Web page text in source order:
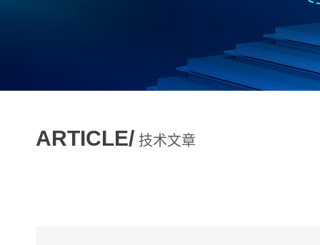
ARTICLE/ 技术文章